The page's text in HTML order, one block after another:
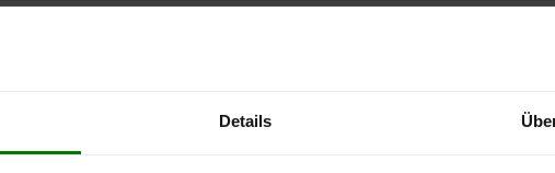
Details